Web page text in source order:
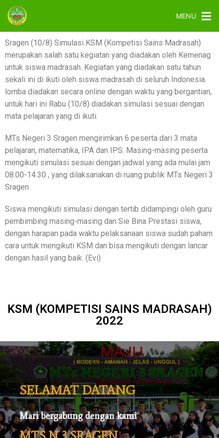
MENU
Sragen (10/8) Simulasi KSM (Kompetisi Sains Madrasah)
merupakan salah satu kegiatan yang diadakan oleh Kemenag
untuk siswa madrasah. Kegiatan yang diadakan satu tahun
sekali ini di ikuti oleh siswa madrasah di seluruh Indonesia.
lomba diadakan secara online dengan waktu yang bergantian,
untuk hari ini Rabu (10/8) diadakan simulasi sesuai dengan
mata pelajaran yang di ikuti.
MTs Negeri 3 Sragen mengirimkan 6 peserta dari 3 mata
pelajaran, matematika, IPA dan IPS. Masing-masing peserta
mengikuti simulasi sesuai dengan jadwal yang ada mulai jam
08.00-14.30 , yang dilaksanakan di ruang publik MTs Negeri 3
Sragen.
Siswa mengikuti simulasi dengan tertib didampingi oleh guru
pembimbing masing-masing dan Sie Bina Prestasi siswa,
dengan harapan pada waktu pelaksanaan siswa sudah paham
cara untuk mengikuti KSM dan bisa mengikuti dengan lancar
dengan hasil yang baik. (Evi)
KSM (KOMPETISI SAINS MADRASAH)
2022
SELAMAT DATANG
Mari bergabung dengan kami